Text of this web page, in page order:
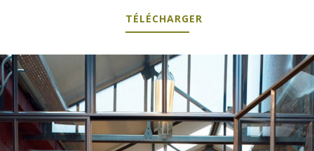
TÉLÉCHARGER